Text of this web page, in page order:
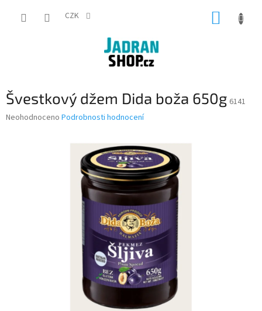
CZK
Švestkový džem Dida boža 650g 6141
Průměrné
Neohodnoceno Podrobnosti hodnocení